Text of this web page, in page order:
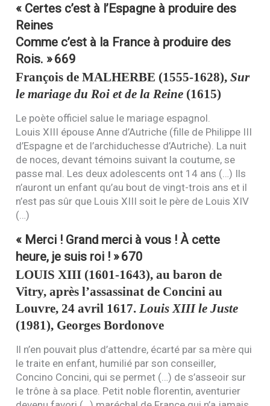
« Certes c’est à l’Espagne à produire des
Reines
Comme c’est à la France à produire des
Rois. »669
François deMALHERBE (1555-1628),Sur
le mariage du Roi et de la Reine (1615)
Le poète officiel salue le mariage espagnol.
Louis XIII épouse Anne d’Autriche (fille de Philippe III
d’Espagne et de l’archiduchesse d’Autriche). La nuit
de noces, devant témoins suivant la coutume, se
passe mal. Les deux adolescents ont 14 ans (…) Ils
n’auront un enfant qu’au bout de vingt-trois ans et il
n’est pas sûr que Louis XIII soit le père de Louis XIV
(…)
« Merci ! Grand merci à vous ! À cette
heure, je suis roi ! »670
LOUIS XIII (1601-1643), au baron de
Vitry, après l’assassinat de Concini au
Louvre, 24 avril 1617. Louis XIIIle Juste
(1981), Georges Bordonove
Il n’en pouvait plus d’attendre, écarté par sa mère qui
le traite en enfant, humilié par son conseiller,
Concino Concini, qui se permet (…) de s’asseoir sur
le trône à sa place. Petit noble florentin, aventurier